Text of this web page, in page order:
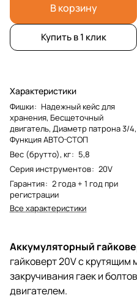
В корзину
Купить в 1 клик
Характеристики
Фишки: Надежный кейс для
хранения, Бесщеточный
двигатель, Диаметр патрона 3/4,
Функция АВТО-СТОП
Вес (брутто), кг: 5,8
Серия инструментов: 20V
Гарантия: 2 года + 1 год при
регистрации
Все характеристики
Аккумуляторный
гайковерт 20V с
закручивания гаек и
двигателем.